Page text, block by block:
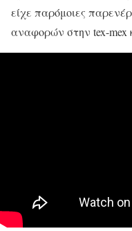
είχε παρόμοιες
αναφορών στην tex-mex